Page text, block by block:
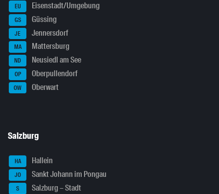
EU Eisenstadt/Umgebung
GS Güssing
JE Jennersdorf
MA Mattersburg
ND Neusiedl am See
OP Oberpullendorf
OW Oberwart
Salzburg
HA Hallein
JO Sankt Johann im Pongau
S Salzburg – Stadt